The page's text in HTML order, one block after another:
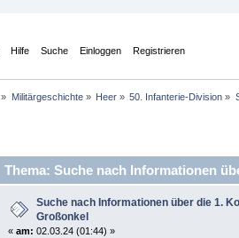
Hilfe Suche Einloggen Registrieren
» Militärgeschichte» Heer » 50. Infanterie-Division »
Thema: Suche nach Informationen
Suche nach Informationen über die 1.
Großonkel
« am: 02.03.24 (01:44) »